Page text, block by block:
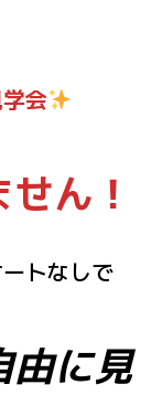
会
ん！
トなしで
由に見